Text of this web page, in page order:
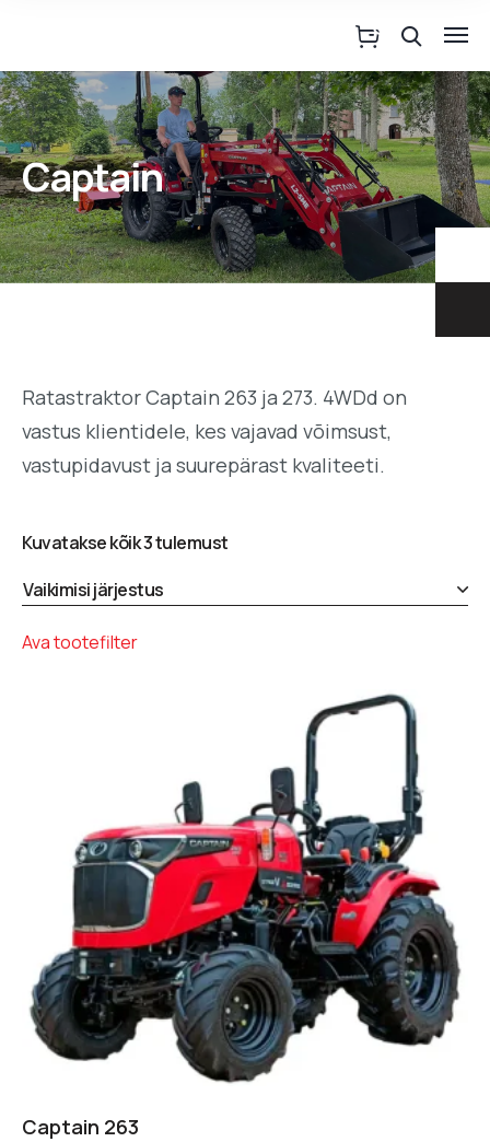
Captain
Ratastraktor Captain 263 ja 273. 4WDd on
vastus klientidele, kes vajavad võimsust,
vastupidavust ja suurepärast kvaliteeti.
Kuvatakse kõik 3 tulemust
Ava tootefilter
Captain 263